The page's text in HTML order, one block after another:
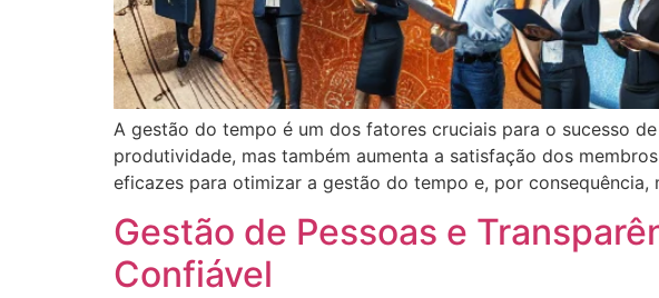
A gestão do tempo é um dos fatores cruciais para o sucesso
produtividade, mas também aumenta a satisfação dos
eficazes para otimizar a gestão do tempo e, por consequência,
Gestão de Pessoas e
Confiável